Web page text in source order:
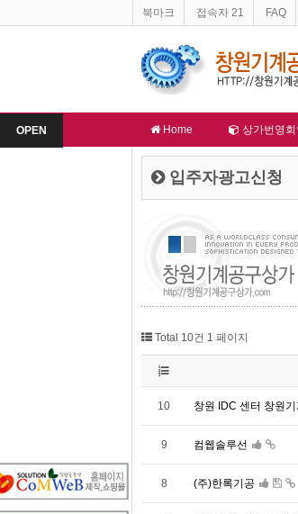
OPEN
북마크 접속자 21 FAQ
- 알림 창원기계공구상가
Home 상가번영회
입주자광고신청
Total 10건 1 페이지
10 창원 IDC 센터 창원
9 컴웹솔루선
8 (주)한록기공